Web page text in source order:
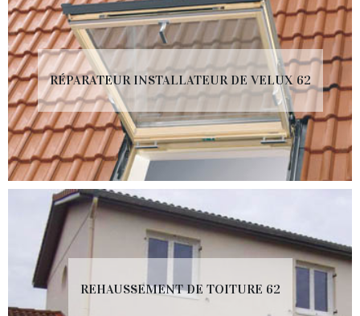
RÉPARATEUR INSTALLATEUR DE VELUX 62
REHAUSSEMENT DE TOITURE 62